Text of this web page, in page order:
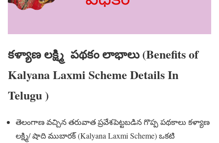
కళ్యాణ లక్ష్మి పథకం లాభాలు (Benefits of
Kalyana Laxmi Scheme Details In
Telugu )
తెలంగాణ వచ్చిన తరువాత ప్రవేశపెట్టబడిన గొప్ప పథకాలు కళ్యాణ
లక్ష్మి/ షాది ముబారక్ (Kalyana Laxmi Scheme) ఒకటి